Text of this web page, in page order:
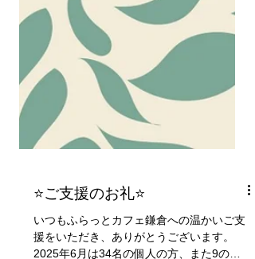
⭐ご支援のお礼⭐
いつもふらっとカフェ鎌倉への温かいご支